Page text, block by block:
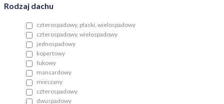
Rodzaj dachu
czterospadowy, płaski, wielospadowy
czterospadowy, wielospadowy
jednospadowy
kopertowy
łukowy
mansardowy
mieszany
czterospadowy
dwuspadowy